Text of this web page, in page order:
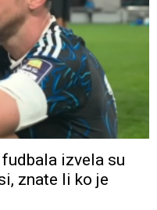
izvela su
znate li ko je